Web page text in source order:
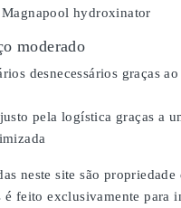
hydroxinator
moderado
desnecessários graças
pela logística graças a
neste site são
é feito exclusivamente para